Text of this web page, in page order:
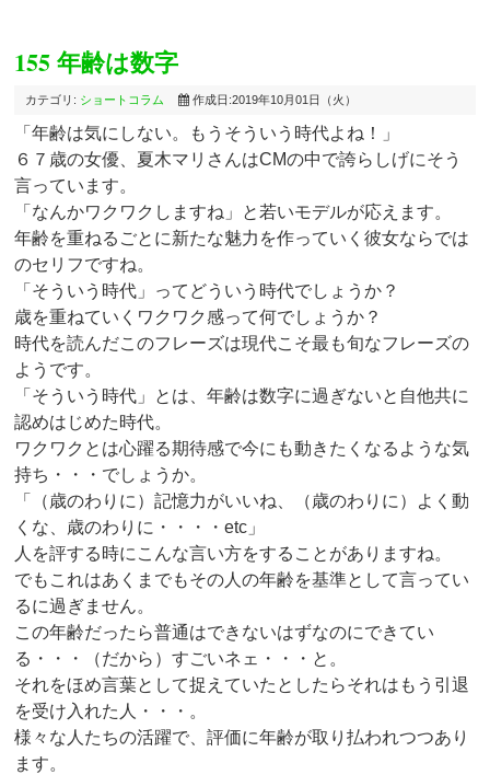
155 年齢は数字
カテゴリ: ショートコラム 作成日:2019年10月01日（火）
「年齢は気にしない。もうそういう時代よね！」
６７歳の女優、夏木マリさんはCMの中で誇らしげにそう
言っています。
「なんかワクワクしますね」と若いモデルが応えます。
年齢を重ねるごとに新たな魅力を作っていく彼女ならでは
のセリフですね。
「そういう時代」ってどういう時代でしょうか？
歳を重ねていくワクワク感って何でしょうか？
時代を読んだこのフレーズは現代こそ最も旬なフレーズの
ようです。
「そういう時代」とは、年齢は数字に過ぎないと自他共に
認めはじめた時代。
ワクワクとは心躍る期待感で今にも動きたくなるような気
持ち・・・でしょうか。
「（歳のわりに）記憶力がいいね、（歳のわりに）よく動
くな、歳のわりに・・・・etc」
人を評する時にこんな言い方をすることがありますね。
でもこれはあくまでもその人の年齢を基準として言ってい
るに過ぎません。
この年齢だったら普通はできないはずなのにできてい
る・・・（だから）すごいネェ・・・と。
それをほめ言葉として捉えていたとしたらそれはもう引退
を受け入れた人・・・。
様々な人たちの活躍で、評価に年齢が取り払われつつあり
ます。